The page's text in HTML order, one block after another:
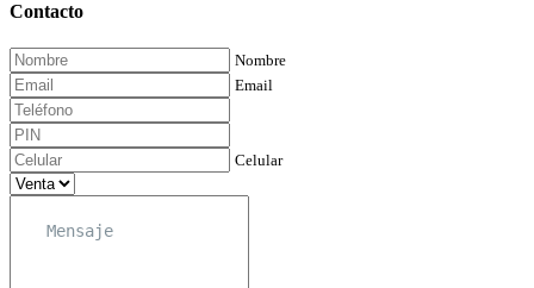
Contacto
Nombre
Email
Celular